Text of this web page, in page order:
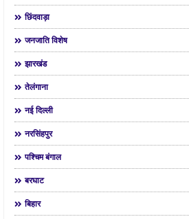
छिंदवाड़ा
जनजाति विशेष
झारखंड
तेलंगाना
नई दिल्ली
नरसिंहपुर
पश्चिम बंगाल
बरघाट
बिहार